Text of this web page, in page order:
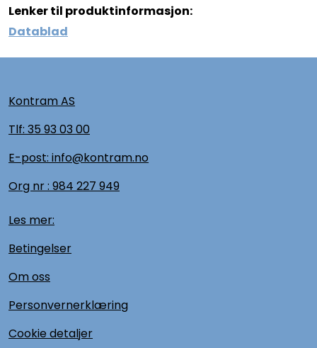
Lenker til produktinformasjon:
Datablad
Kontram AS
Tlf: 35 93 03 00
E-post: info@kontram.no
Org nr : 984 227 949
Les mer:
Betingelser
Om oss
Personvernerklæring
Cookie detaljer